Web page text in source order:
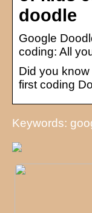
doodle
Google
coding: All
Did you
first coding
Keywords: